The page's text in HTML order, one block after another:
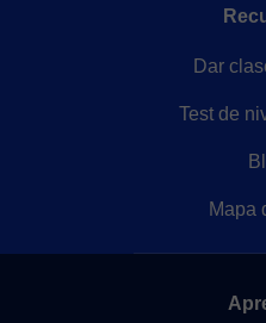
Dar
Test de
Mapa